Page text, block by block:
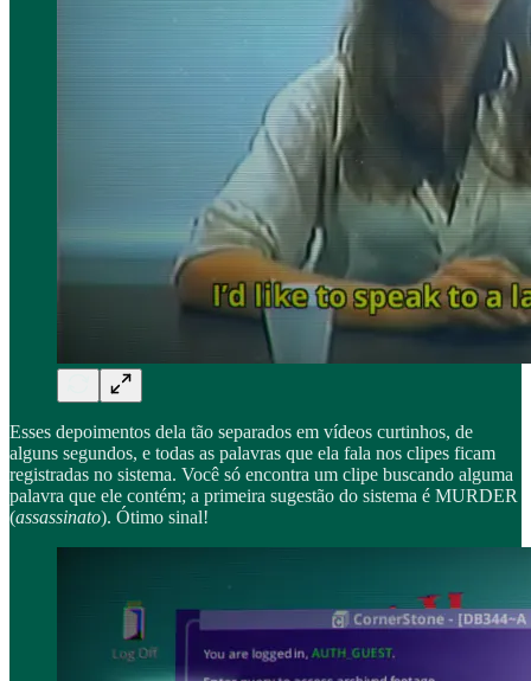
Esses depoimentos dela tão separados em vídeos curtinhos, de
alguns segundos, e todas as palavras que ela fala nos clipes ficam
registradas no sistema. Você só encontra um clipe buscando alguma
palavra que ele contém; a primeira sugestão do sistema é MURDER
(assassinato). Ótimo sinal!